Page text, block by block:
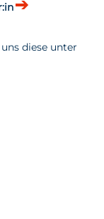
diese unter